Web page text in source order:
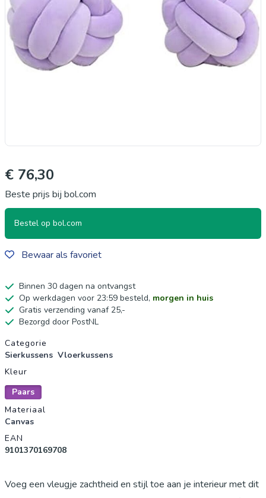
€ 76,30
Beste prijs bij bol.com
Bestel op bol.com
Bewaar als favoriet
Binnen 30 dagen na ontvangst
Op werkdagen voor 23:59 besteld, morgen in huis
Gratis verzending vanaf 25,-
Bezorgd door PostNL
Productgegevens
Categorie
Sierkussens Vloerkussens
Kleur
Paars
Materiaal
Canvas
EAN
9101370169708
Voeg een vleugje zachtheid en stijl toe aan je interieur met dit